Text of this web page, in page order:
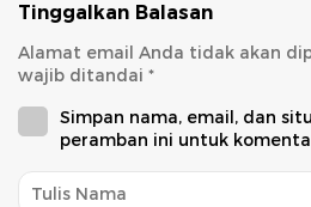
Tinggalkan Balasan
Alamat email Anda tidak akan
wajib ditandai *
Simpan nama, email, dan
peramban ini untuk